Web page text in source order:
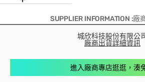
SUPPLIER INFORMATION :廠
城欣科技股份有限公
廠商出貨詳細資訊
進入廠商專店逛逛，湊